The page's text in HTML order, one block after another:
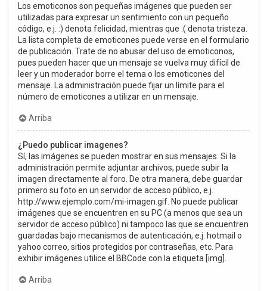
Los emoticonos son pequeñas imágenes que pueden ser
utilizadas para expresar un sentimiento con un pequeño
código, e.j. :) denota felicidad, mientras que :( denota tristeza.
La lista completa de emoticones puede verse en el formulario
de publicación. Trate de no abusar del uso de emoticonos,
pues pueden hacer que un mensaje se vuelva muy difícil de
leer y un moderador borre el tema o los emoticones del
mensaje. La administración puede fijar un límite para el
número de emoticones a utilizar en un mensaje.
Arriba
¿Puedo publicar imagenes?
Sí, las imágenes se pueden mostrar en sus mensajes. Si la
administración permite adjuntar archivos, puede subir la
imagen directamente al foro. De otra manera, debe guardar
primero su foto en un servidor de acceso público, e.j.
http://www.ejemplo.com/mi-imagen.gif. No puede publicar
imágenes que se encuentren en su PC (a menos que sea un
servidor de acceso público) ni tampoco las que se encuentren
guardadas bajo mecanismos de autenticación, e.j. hotmail o
yahoo correo, sitios protegidos por contraseñas, etc. Para
exhibir imágenes utilice el BBCode con la etiqueta [img].
Arriba